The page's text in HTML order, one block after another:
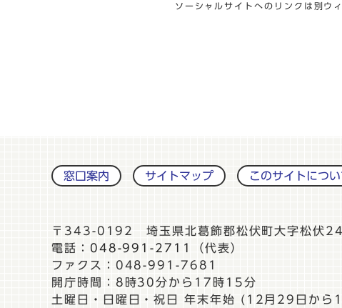
ソーシャルサイトへのリンクは別ウ
窓口案内 サイトマップ このサイトについ
〒343-0192 埼玉県北葛飾郡松伏町大字松伏
電話： 048-991-2711
（代表）
ファクス：048-991-7681
開庁時間：8時30分から17時15分
土曜日・日曜日・祝日 年末年始 (12月29日から